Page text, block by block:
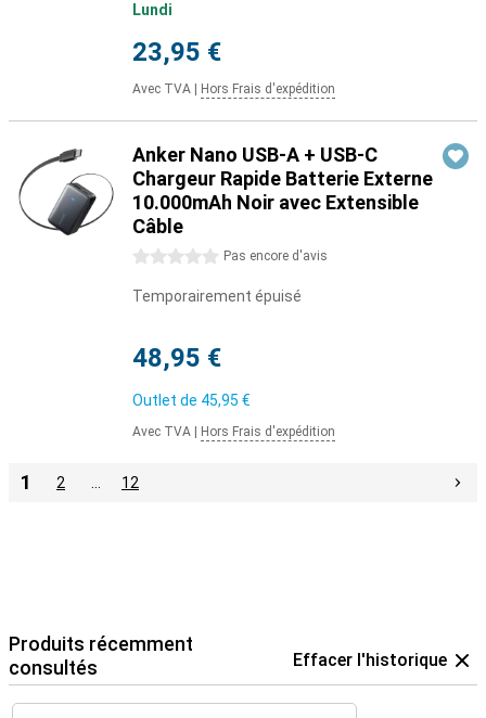
Lundi
23,95 €
Avec TVA Hors Frais d'expédition
Anker Nano USB-A + USB-C
Chargeur Rapide Batterie Externe
10.000mAh Noir avec Extensible
Câble
0 étoiles Pas encore d'avis
Temporairement épuisé
48,95 €
Outlet de 45,95 €
Avec TVA Hors Frais d'expédition
1 2 12
Produits récemment
consultés
Effacer l'historique